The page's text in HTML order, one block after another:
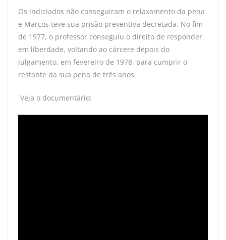
Os indiciados não conseguiram o relaxamento da pena
e Marcos teve sua prisão preventiva decretada. No fim
de 1977, o professor conseguiu o direito de responder
em liberdade, voltando ao cárcere depois do
julgamento, em fevereiro de 1978, para cumprir o
restante da sua pena de três anos.
Veja o documentário: